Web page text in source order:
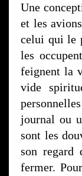
Une
et les
celui qui le
les
feignent la
vide
journal ou
sont les
son regard
fermer.